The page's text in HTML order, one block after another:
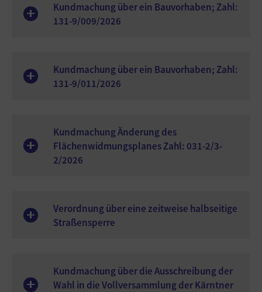
Kundmachung über ein Bauvorhaben; Zahl:
131-9/009/2026
Kundmachung über ein Bauvorhaben; Zahl:
131-9/011/2026
Kundmachung Änderung des
Flächenwidmungsplanes Zahl: 031-2/3-
2/2026
Verordnung über eine zeitweise halbseitige
Straßensperre
Kundmachung über die Ausschreibung der
Wahl in die Vollversammlung der Kärntner